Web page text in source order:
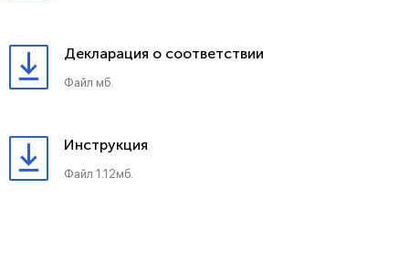
Декларация о соответствии
Файл мб.
Инструкция
Файл 1.12мб.